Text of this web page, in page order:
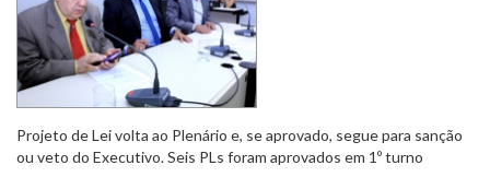
Projeto de Lei volta ao Plenário e, se aprovado, segue para sanção
ou veto do Executivo. Seis PLs foram aprovados em 1º turno